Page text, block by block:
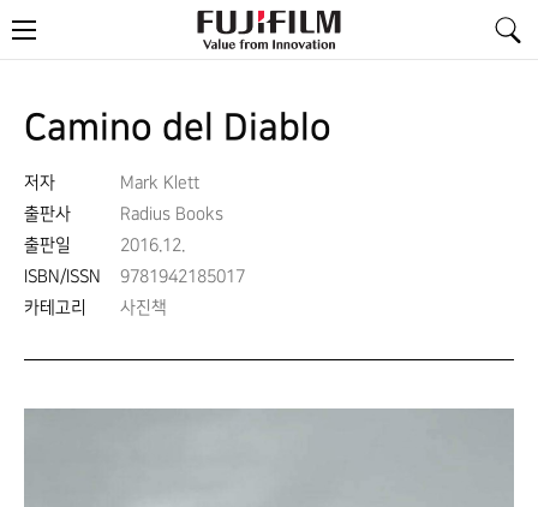
메
뉴
Camino del Diablo
저자
Mark Klett
출판사
Radius Books
출판일
2016.12.
ISBN/ISSN
9781942185017
카테고리
사진책